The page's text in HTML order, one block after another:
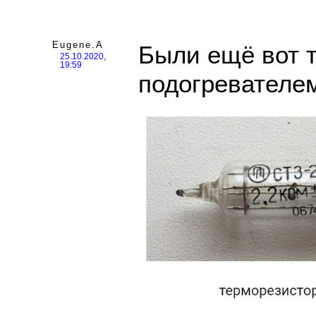
Eugene.A
25.10.2020,
19:59
Были ещё вот